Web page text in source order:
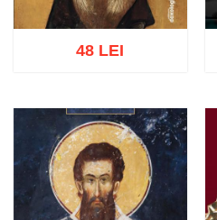
Adaugă în coș Wishlist
48 LEI